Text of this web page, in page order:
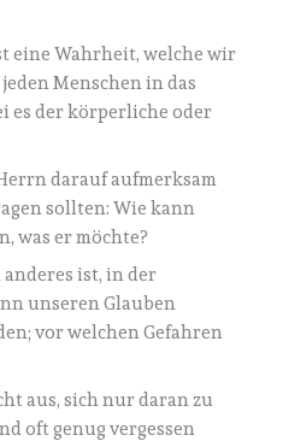
eine Wahrheit, welche wir
Menschen in das
es der körperliche oder
darauf aufmerksam
sollten: Wie kann
was er möchte?
anderes ist, in der
unseren Glauben
vor welchen Gefahren
aus, sich nur daran zu
oft genug vergessen